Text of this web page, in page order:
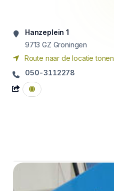
Hanzeplein 1
9713 GZ Groningen
Route naar de locatie tonen
050-3112278